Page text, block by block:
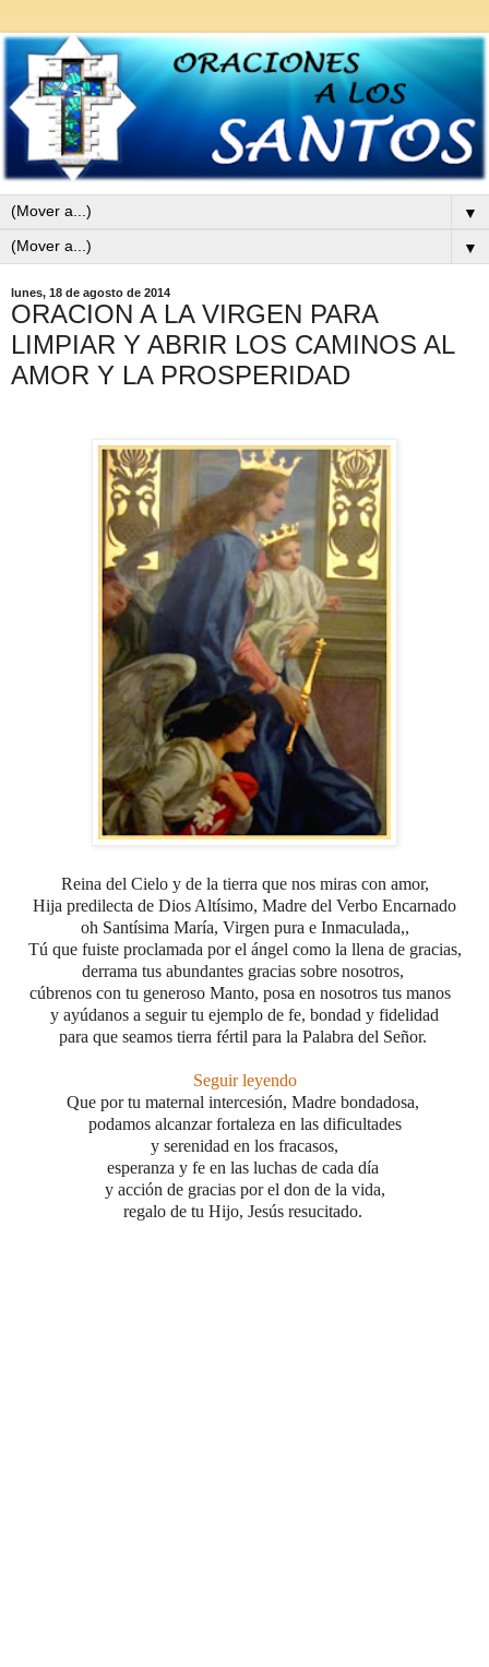
▼
▼
lunes, 18 de agosto de 2014
ORACION A LA VIRGEN PARA
LIMPIAR Y ABRIR LOS CAMINOS AL
AMOR Y LA PROSPERIDAD
Reina del Cielo y de la tierra que nos miras con amor,
Hija predilecta de Dios Altísimo, Madre del Verbo Encarnado
oh Santísima María, Virgen pura e Inmaculada,,
Tú que fuiste proclamada por el ángel como la llena de gracias,
derrama tus abundantes gracias sobre nosotros,
cúbrenos con tu generoso Manto, posa en nosotros tus manos
y ayúdanos a seguir tu ejemplo de fe, bondad y fidelidad
para que seamos tierra fértil para la Palabra del Señor.
Seguir leyendo
Que por tu maternal intercesión, Madre bondadosa,
podamos alcanzarfortaleza en las dificultades
y serenidad en los fracasos,
esperanza y fe en las luchas de cada día
y acción de gracias por el don de la vida,
regalo de tu Hijo, Jesús resucitado.